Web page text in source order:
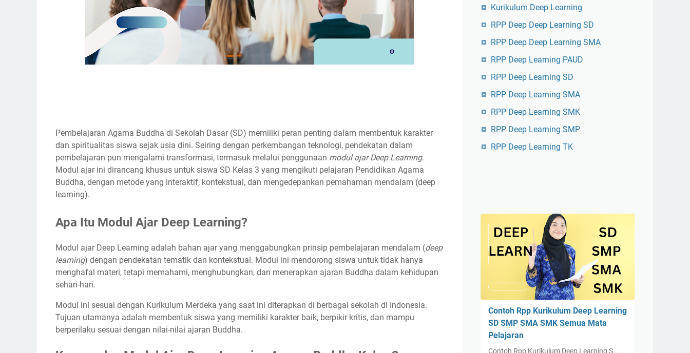
Pembelajaran Agama Buddha di Sekolah Dasar (SD) memiliki peran penting dalam membentuk karakter
dan spiritualitas siswa sejak usia dini. Seiring dengan perkembangan teknologi, pendekatan dalam
pembelajaran pun mengalami transformasi, termasuk melalui penggunaan modul ajar Deep Learning.
Modul ajar ini dirancang khusus untuk siswa SD Kelas 3 yang mengikuti pelajaran Pendidikan Agama
Buddha, dengan metode yang interaktif, kontekstual, dan mengedepankan pemahaman mendalam (deep
learning).
Apa Itu Modul Ajar Deep Learning?
Modul ajar Deep Learning adalah bahan ajar yang menggabungkan prinsip pembelajaran mendalam (deep
learning) dengan pendekatan tematik dan kontekstual. Modul ini mendorong siswa untuk tidak hanya
menghafal materi, tetapi memahami, menghubungkan, dan menerapkan ajaran Buddha dalam kehidupan
sehari-hari.
Modul ini sesuai dengan Kurikulum Merdeka yang saat ini diterapkan di berbagai sekolah di Indonesia.
Tujuan utamanya adalah membentuk siswa yang memiliki karakter baik, berpikir kritis, dan mampu
berperilaku sesuai dengan nilai-nilai ajaran Buddha.
Kurikulum Deep Learning
RPP Deep Deep Learning SD
RPP Deep Deep Learning SMA
RPP Deep Learning PAUD
RPP Deep Learning SD
RPP Deep Learning SMA
RPP Deep Learning SMK
RPP Deep Learning SMP
RPP Deep Learning TK
Contoh Rpp Kurikulum Deep Learning
SD SMP SMA SMK Semua Mata
Pelajaran
Contoh Rpp Kurikulum Deep Learning S…